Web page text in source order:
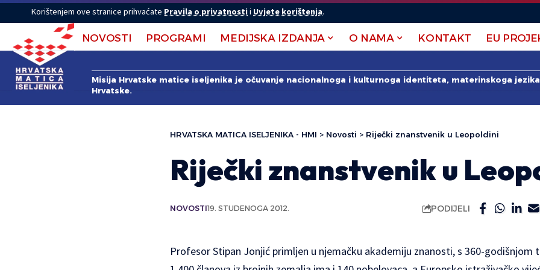
Korištenjem ove stranice prihvaćate Pravila o privatnostii Uvjete korištenja.
NOVOSTI PROGRAMI MEDIJSKA IZDANJA O NAMA KONTAKT EU
Misija Hrvatske matice iseljenika je očuvanje nacionalnoga i kulturnoga identiteta, materinskoga
Hrvatske.
HRVATSKA MATICA ISELJENIKA - HMI > Novosti > Riječki znanstvenik u Leopoldini
Riječki znanstvenik u
NOVOSTI19. STUDENOGA 2012. PODIJELI
Profesor Stipan Jonjić primljen u njemačku akademiju znanosti, s 360-godišnjom